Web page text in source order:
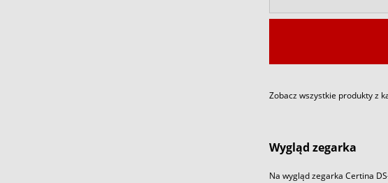
Zobacz wszystkie produkty z
Wygląd zegarka
Na wygląd zegarka Certina